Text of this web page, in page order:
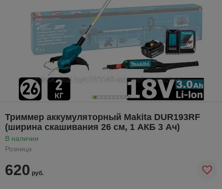
Триммер аккумуляторный Makita DUR193RF
(ширина скашивания 26 см, 1 АКБ 3 Ач)
В наличии
Розница
620 руб.